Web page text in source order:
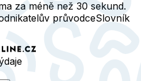
za méně než 30 sekund.
průvodceSlovník